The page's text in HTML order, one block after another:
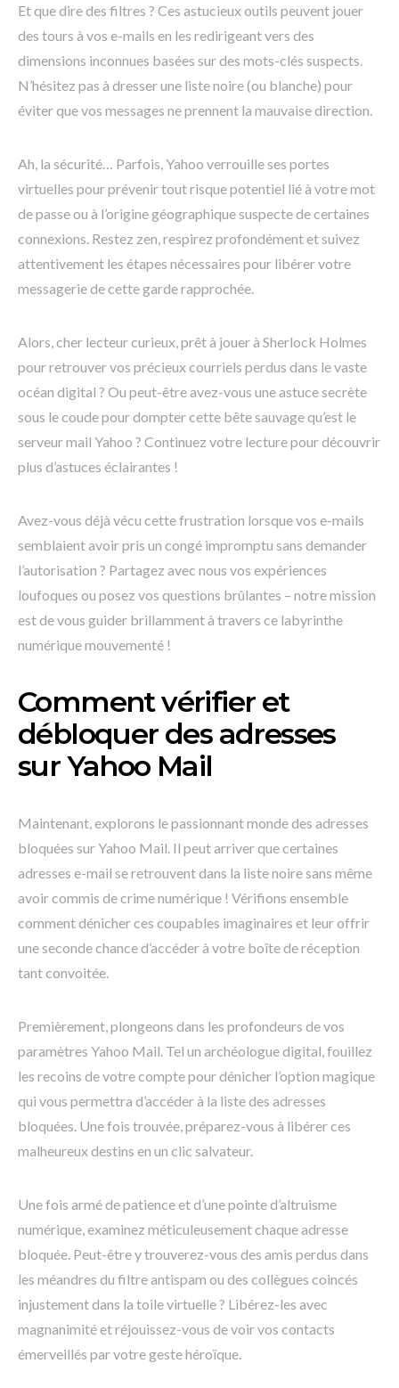
Et que dire des filtres ? Ces astucieux outils peuvent jouer
des tours à vos e-mails en les redirigeant vers des
dimensions inconnues basées sur des mots-clés suspects.
N’hésitez pas à dresser une liste noire (ou blanche) pour
éviter que vos messages ne prennent la mauvaise direction.
Ah, la sécurité… Parfois, Yahoo verrouille ses portes
virtuelles pour prévenir tout risque potentiel lié à votre mot
de passe ou à l’origine géographique suspecte de certaines
connexions. Restez zen, respirez profondément et suivez
attentivement les étapes nécessaires pour libérer votre
messagerie de cette garde rapprochée.
Alors, cher lecteur curieux, prêt à jouer à Sherlock Holmes
pour retrouver vos précieux courriels perdus dans le vaste
océan digital ? Ou peut-être avez-vous une astuce secrète
sous le coude pour dompter cette bête sauvage qu’est le
serveur mail Yahoo ? Continuez votre lecture pour découvrir
plus d’astuces éclairantes !
Avez-vous déjà vécu cette frustration lorsque vos e-mails
semblaient avoir pris un congé impromptu sans demander
l’autorisation ? Partagez avec nous vos expériences
loufoques ou posez vos questions brûlantes – notre mission
est de vous guider brillamment à travers ce labyrinthe
numérique mouvementé !
Comment vérifier et
débloquer des adresses
sur Yahoo Mail
Maintenant, explorons le passionnant monde des adresses
bloquées sur Yahoo Mail. Il peut arriver que certaines
adresses e-mail se retrouvent dans la liste noire sans même
avoir commis de crime numérique ! Vérifions ensemble
comment dénicher ces coupables imaginaires et leur offrir
une seconde chance d’accéder à votre boîte de réception
tant convoitée.
Premièrement, plongeons dans les profondeurs de vos
paramètres Yahoo Mail. Tel un archéologue digital, fouillez
les recoins de votre compte pour dénicher l’option magique
qui vous permettra d’accéder à la liste des adresses
bloquées. Une fois trouvée, préparez-vous à libérer ces
malheureux destins en un clic salvateur.
Une fois armé de patience et d’une pointe d’altruisme
numérique, examinez méticuleusement chaque adresse
bloquée. Peut-être y trouverez-vous des amis perdus dans
les méandres du filtre antispam ou des collègues coincés
injustement dans la toile virtuelle ? Libérez-les avec
magnanimité et réjouissez-vous de voir vos contacts
émerveillés par votre geste héroïque.